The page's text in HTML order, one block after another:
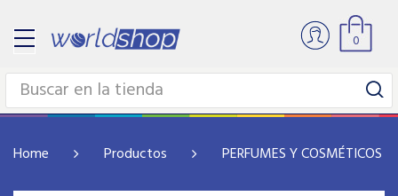
0
Home Productos PERFUMES Y COSMÉTICOS